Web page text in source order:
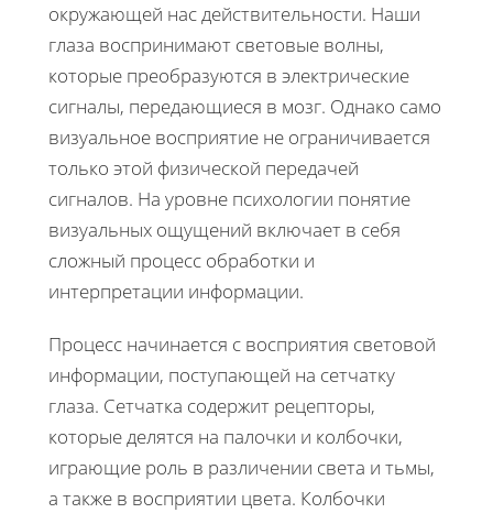
окружающей нас действительности. Наши
глаза воспринимают световые волны,
которые преобразуются в электрические
сигналы, передающиеся в мозг. Однако само
визуальное восприятие не ограничивается
только этой физической передачей
сигналов. На уровне психологии понятие
визуальных ощущений включает в себя
сложный процесс обработки и
интерпретации информации.
Процесс начинается с восприятия световой
информации, поступающей на сетчатку
глаза. Сетчатка содержит рецепторы,
которые делятся на палочки и колбочки,
играющие роль в различении света и тьмы,
а также в восприятии цвета. Колбочки